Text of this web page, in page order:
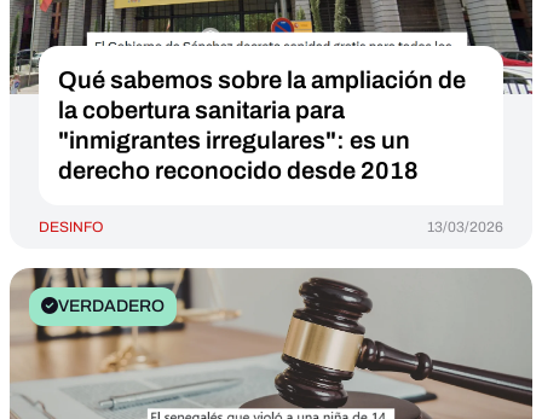
Qué sabemos sobre la ampliación de
la cobertura sanitaria para
"inmigrantes irregulares": es un
derecho reconocido desde 2018
DESINFO 13/03/2026
VERDADERO